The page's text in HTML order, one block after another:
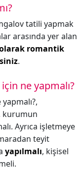
tatili yapmak
arasında yer alan
romantik
.
ne yapmalı?
kurumun
Ayrıca işletmeye
teyit
yapılmalı, kişisel